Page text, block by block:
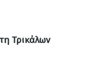
Τρικάλων